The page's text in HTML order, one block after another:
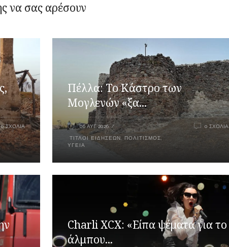
να σας αρέσουν
0 ΣΧΌΛΙΑ
Πέλλα: Το Κάστρο των
Μογλενών «ξα...
06 ΑΥΓ 2026
ΤΊΤΛΟΙ ΕΙΔΉΣΕΩΝ ΠΟΛΙΤΙΣΜΌΣ ,
ΥΓΕΊΑ
0 ΣΧΌΛΙΑ
Charli XCX: «Είπα ψέματα για το
άλμπου...